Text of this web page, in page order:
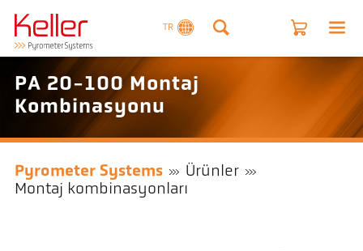
TR
PA 20-100 Montaj
Kombinasyonu
Pyrometer Systems
Ürünler
Montaj kombinasyonları